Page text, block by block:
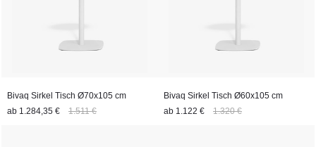
Bivaq Sirkel Tisch Ø70x105 cm
ab 1.284,35 € 1.511 €
Bivaq Sirkel Tisch Ø60x105 cm
ab 1.122 € 1.320 €